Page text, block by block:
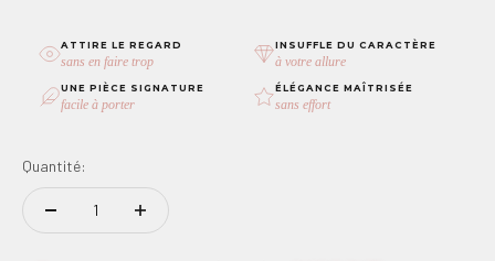
ATTIRE LE REGARD
sans en faire trop
INSUFFLE DU CARACTÈRE
à votre allure
UNE PIÈCE SIGNATURE
facile à porter
ÉLÉGANCE MAÎTRISÉE
sans effort
Quantité: